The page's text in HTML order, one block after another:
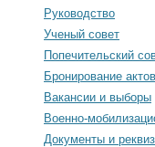
Руководство
Ученый совет
Попечительский
Бронирование
Вакансии и выборы
Военно-
Документы и